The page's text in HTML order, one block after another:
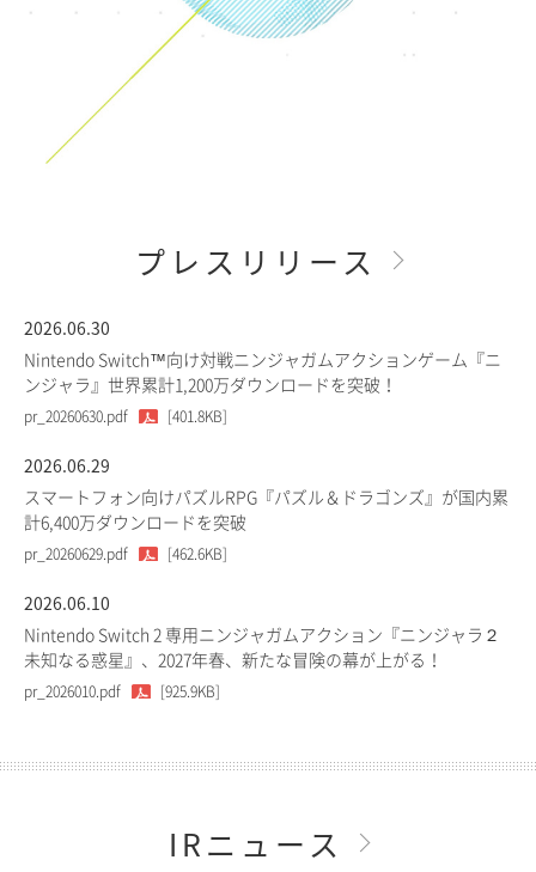
プレスリリース
2026.06.30
Nintendo Switch™向け対戦ニンジャガムアクションゲーム『ニ
ンジャラ』世界累計1,200万ダウンロードを突破！
pr_20260630.pdf [401.8KB]
2026.06.29
スマートフォン向けパズルRPG『パズル＆ドラゴンズ』が国内累
計6,400万ダウンロードを突破
pr_20260629.pdf [462.6KB]
2026.06.10
Nintendo Switch 2 専用ニンジャガムアクション『ニンジャラ２
未知なる惑星』、2027年春、新たな冒険の幕が上がる！
pr_2026010.pdf [925.9KB]
IRニュース